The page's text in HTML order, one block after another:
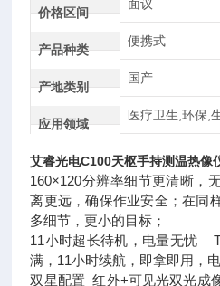
价格区间
面议
产品种类
便携式
产地类别
国产
应用领域
医疗卫生,环保,
艾睿光电C100天枢手持测温热像
160×120分辨率细节更清晰，
离更远，确保作业安全；在同
多细节，更小的目标；
11小时超长待机，电量无忧
满，11小时续航，即拿即用，
双星配置 红外+可见光双光成